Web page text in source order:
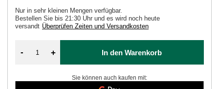
Nur in sehr kleinen Mengen verfügbar
Bestellen Sie bis 21:30 Uhr und es wird noch heute
versandt Überprüfen Zeiten und Versandkosten
- + In den Warenkorb
Sie können auch kaufen mit: